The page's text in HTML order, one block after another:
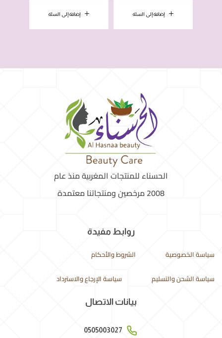
إضافة إلى السلة إضافة إلى السلة
الحسناء للمنتجات المغربية منذ عام
2008 مرخصين ومنتجاتنا معتمدة
روابط مفيدة
سياسة الخصوصية الشروط والأحكام
سياسة الشحن والتسليم سياسة الإرجاع والاسترداد
بيانات الاتصال
0505003027